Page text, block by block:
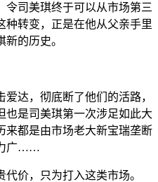
令司美琪终于可以从市场第三
种转变，正是在他从父亲手里
的历史。
达，彻底断了他们的活路，
也是司美琪第一次涉足如此大
来都是由市场老大新宝瑞垄断
力广……
价，只为打入这类市场。